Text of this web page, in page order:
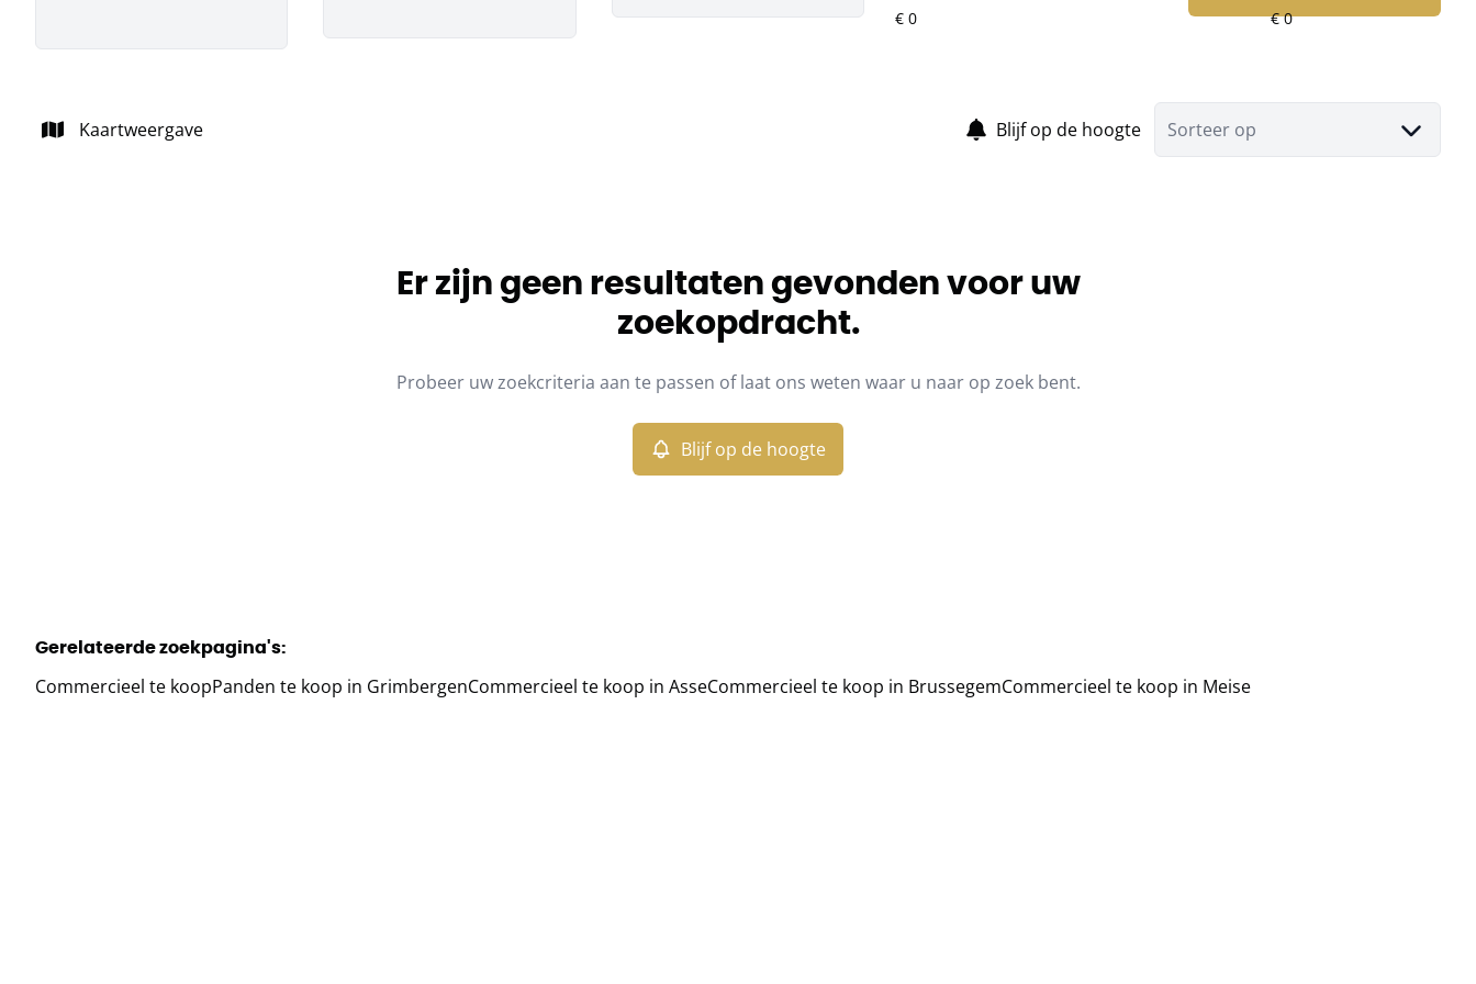
Kaartweergave Blijf op de hoogte Sorteer op
Er zijn geen resultaten gevonden voor uw
zoekopdracht.
Probeer uw zoekcriteria aan te passen of laat ons weten waar u naar op zoek bent.
Blijf op de hoogte
Gerelateerde zoekpagina's:
Commercieel te koopPanden te koop in GrimbergenCommercieel te koop in AsseCommercieel te koop in BrussegemCommercieel te koop in Meise